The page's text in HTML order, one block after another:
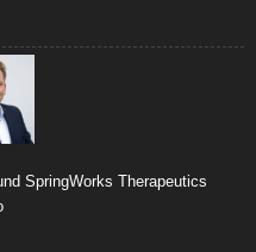
SpringWorks Therapeutics